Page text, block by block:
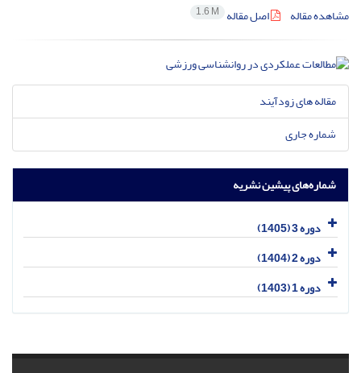
مشاهده مقاله
اصل مقاله 1.6 M
مقاله های زودآیند
شماره جاری
شماره‌های پیشین نشریه
دوره 3 (1405)
دوره 2 (1404)
دوره 1 (1403)